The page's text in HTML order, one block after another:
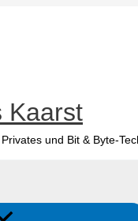
Kaarst
und Bit & Byte-